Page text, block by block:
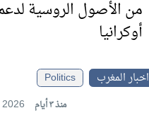
من الأصول الروسية
أوكرانيا
اخبار المغرب
Politics
منذ ٣ أيام